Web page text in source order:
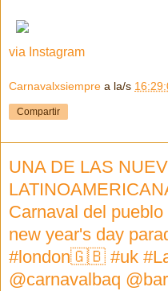
via Instagram
Carnavalxsiempre a la/s
Compartir
UNA DE LAS
Carnaval del
new year's day
#london🇬🇧 #uk
@carnavalbaq